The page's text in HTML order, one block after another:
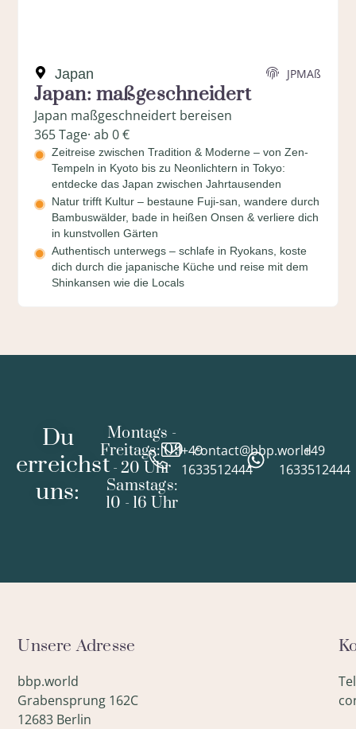
Japan JPMAß
Japan: maßgeschneidert
Japan maßgeschneidert bereisen
365 Tage· ab 0 €
Zeitreise zwischen Tradition & Moderne – von Zen-
Tempeln in Kyoto bis zu Neonlichtern in Tokyo:
entdecke das Japan zwischen Jahrtausenden
Natur trifft Kultur – bestaune Fuji-san, wandere durch
Bambuswälder, bade in heißen Onsen & verliere dich
in kunstvollen Gärten
Authentisch unterwegs – schlafe in Ryokans, koste
dich durch die japanische Küche und reise mit dem
Shinkansen wie die Locals
Du
erreichst
uns:
Montags -
Freitags: 09
- 20 Uhr
Samstags:
10 - 16 Uhr
+49
1633512444
contact@bbp.world+49
1633512444
Unsere Adresse
bbp.world
Grabensprung 162C
12683 Berlin